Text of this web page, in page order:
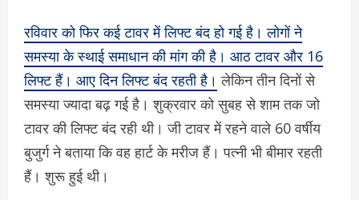
रविवार को फिर कई टावर में लिफ्ट बंद हो गई है। लोगों ने
समस्या के स्थाई समाधान की मांग की है। आठ टावर और 16
लिफ्ट हैं। आए दिन लिफ्ट बंद रहती है। लेकिन तीन दिनों से
समस्या ज्यादा बढ़ गई है। शुक्रवार को सुबह से शाम तक जो
टावर की लिफ्ट बंद रही थी। जी टावर में रहने वाले 60 वर्षीय
बुजुर्ग ने बताया कि वह हार्ट के मरीज हैं। पत्नी भी बीमार रहती
हैं। शुरू हुई थी।